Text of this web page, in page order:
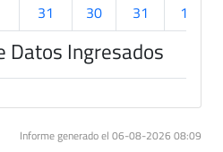
31 30 31 10
Datos Ingresados
Informe generado el 06-08-2026 08:09